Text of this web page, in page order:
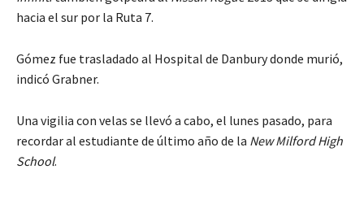
hacia el sur por la Ruta 7.
Gómez fue trasladado al Hospital de Danbury donde murió,
indicó Grabner.
Una vigilia con velas se llevó a cabo, el lunes pasado, para
recordar al estudiante de último año de la New Milford High
School.